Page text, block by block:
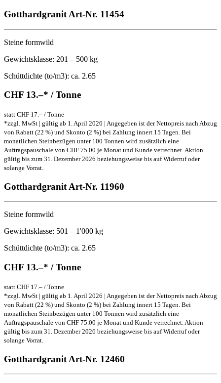
Gotthardgranit Art-Nr. 11454
Steine formwild
Gewichtsklasse: 201 – 500 kg
Schüttdichte (to/m3): ca. 2.65
CHF 13.–* / Tonne
statt CHF 17.– / Tonne
*zzgl. MwSt | gültig ab 1. April 2026 | Angegeben ist der Nettopreis nach Abzug
von Rabatt (22 %) und Skonto (2 %) bei Zahlung innert 15 Tagen. Bei
monatlichen Steinbezügen unter 100 Tonnen wird zusätzlich eine
Auftragspauschale von CHF 75.00 je Monat und Kunde verrechnet. Aktion
gültig bis zum 31. Dezember 2026 beziehungsweise bis auf Widerruf oder
solange Vorrat.
Gotthardgranit Art-Nr. 11960
Steine formwild
Gewichtsklasse: 501 – 1'000 kg
Schüttdichte (to/m3): ca. 2.65
CHF 13.–* / Tonne
statt CHF 17.– / Tonne
*zzgl. MwSt | gültig ab 1. April 2026 | Angegeben ist der Nettopreis nach Abzug
von Rabatt (22 %) und Skonto (2 %) bei Zahlung innert 15 Tagen. Bei
monatlichen Steinbezügen unter 100 Tonnen wird zusätzlich eine
Auftragspauschale von CHF 75.00 je Monat und Kunde verrechnet. Aktion
gültig bis zum 31. Dezember 2026 beziehungsweise bis auf Widerruf oder
solange Vorrat.
Gotthardgranit Art-Nr. 12460